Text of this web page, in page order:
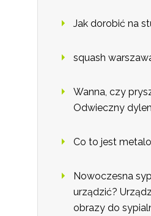
Jak dorobić na
squash
Wanna, czy
Odwieczny
Co to jest
Nowoczesna
urządzić?
obrazy do